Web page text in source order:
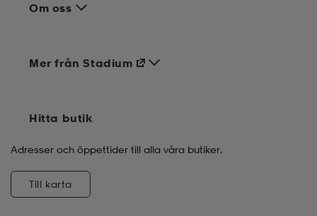
Om oss
Mer från Stadium
Hitta butik
Adresser och öppettider till alla våra butiker.
Till karta